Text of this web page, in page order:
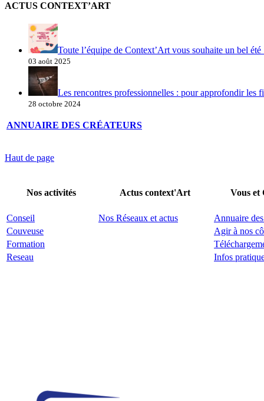
ACTUS CONTEXT’ART
Toute l’équipe de Context’Art vous souhaite un bel été
03 août 2025
Les rencontres professionnelles : pour approfondir les
28 octobre 2024
ANNUAIRE DES CRÉATEURS
Haut de page
Nos activités Actus context'Art Vous
Conseil Nos Réseaux et actus
Annuaire
Couveuse
Agir à nos
Formation
Reseau
Infos